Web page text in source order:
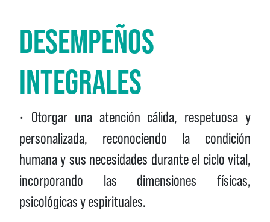
DESEMPEÑOS
INTEGRALES
• Otorgar una atención cálida, respetuosa y
personalizada, reconociendo la condición
humana y sus necesidades durante el ciclo vital,
incorporando las dimensiones físicas,
psicológicas y espirituales.